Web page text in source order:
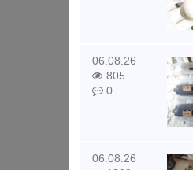
06.08.26
805
0
06.08.26